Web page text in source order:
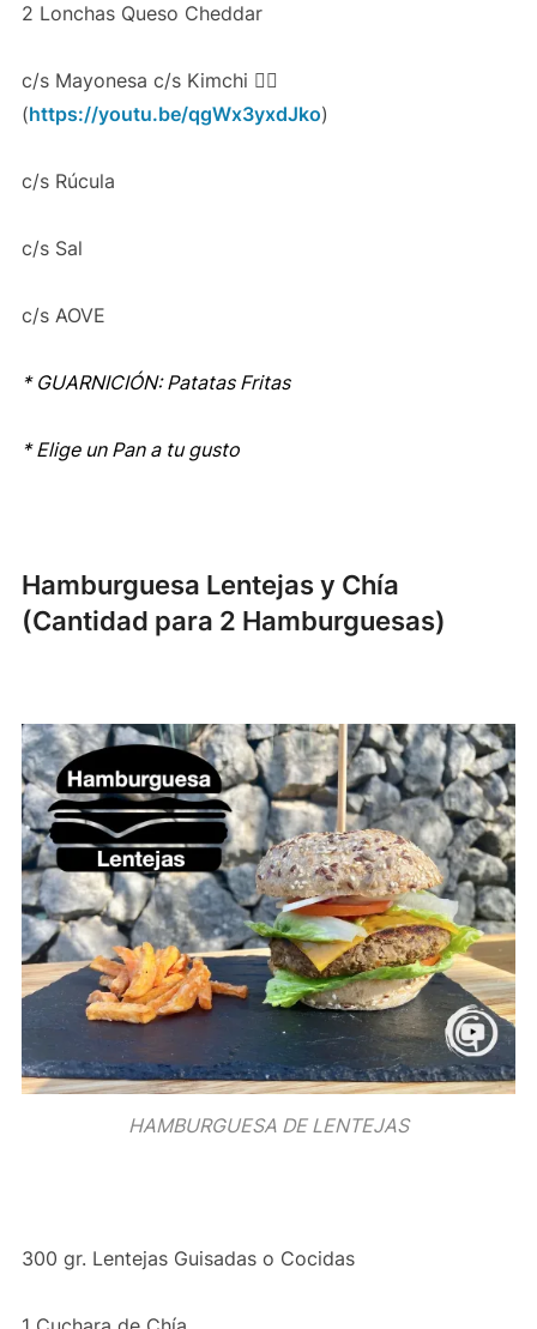
2 Lonchas Queso Cheddar
c/s Mayonesa c/s Kimchi 👉🏻
(https://youtu.be/qgWx3yxdJko)
c/s Rúcula
c/s Sal
c/s AOVE
* GUARNICIÓN: Patatas Fritas
* Elige un Pan a tu gusto
Hamburguesa Lentejas y Chía
(Cantidad para 2 Hamburguesas)
HAMBURGUESA DE LENTEJAS
300 gr. Lentejas Guisadas o Cocidas